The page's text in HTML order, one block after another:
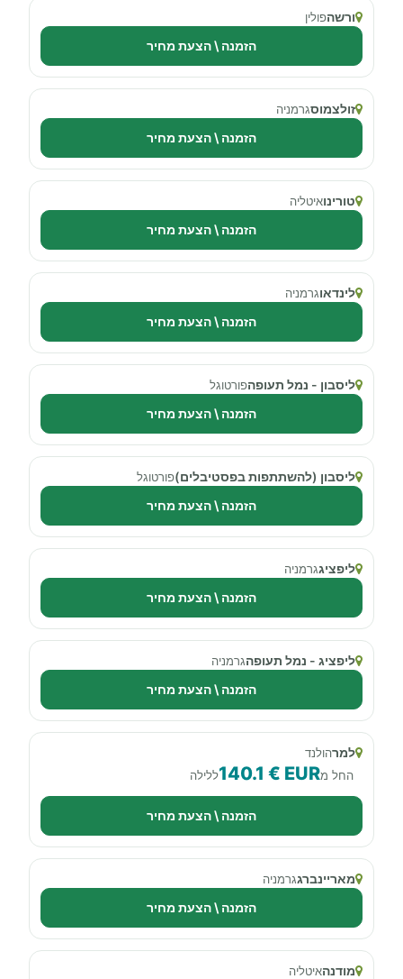
ורשהפולין
הזמנה \ הצעת מחיר
זולצמוסגרמניה
הזמנה \ הצעת מחיר
טורינואיטליה
הזמנה \ הצעת מחיר
לינדאוגרמניה
הזמנה \ הצעת מחיר
ליסבון - נמל תעופהפורטוגל
הזמנה \ הצעת מחיר
ליסבון (להשתתפות בפסטיבלים)פורטוגל
הזמנה \ הצעת מחיר
ליפציגגרמניה
הזמנה \ הצעת מחיר
ליפציג - נמל תעופהגרמניה
הזמנה \ הצעת מחיר
למרהולנד
החל מ140.1 € EURללילה
הזמנה \ הצעת מחיר
מאריינברגגרמניה
הזמנה \ הצעת מחיר
מודנהאיטליה